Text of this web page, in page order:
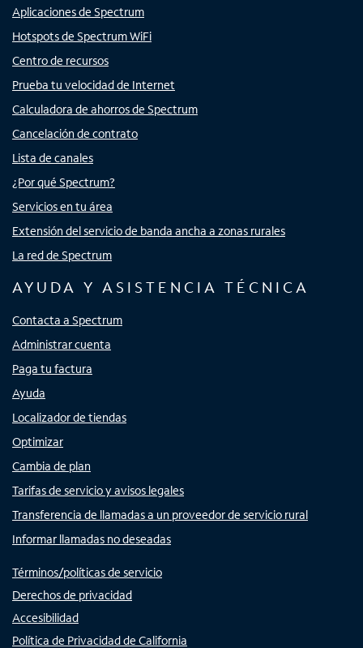
Aplicaciones de Spectrum
Hotspots de Spectrum WiFi
Centro de recursos
Prueba tu velocidad de Internet
Calculadora de ahorros de Spectrum
Cancelación de contrato
Lista de canales
¿Por qué Spectrum?
Servicios en tu área
Extensión del servicio de banda ancha a zonas rurales
La red de Spectrum
AYUDA Y ASISTENCIA TÉCNICA
Contacta a Spectrum
Administrar cuenta
Paga tu factura
Ayuda
Localizador de tiendas
Optimizar
Cambia de plan
Tarifas de servicio y avisos legales
Transferencia de llamadas a un proveedor de servicio rural
Informar llamadas no deseadas
Términos/políticas de servicio
Derechos de privacidad
Accesibilidad
Política de Privacidad de California